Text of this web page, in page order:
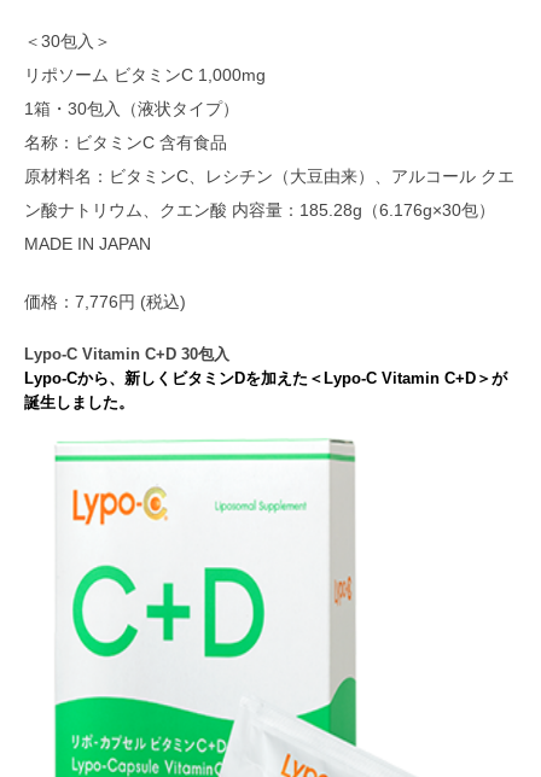
＜30包入＞
リポソーム ビタミンC 1,000mg
1箱・30包入（液状タイプ）
名称：ビタミンC 含有食品
原材料名：ビタミンC、レシチン（大豆由来）、アルコール クエ
ン酸ナトリウム、クエン酸 内容量：185.28g（6.176g×30包）
MADE IN JAPAN
価格：7,776円 (税込)
Lypo-C Vitamin C+D 30包入
Lypo-Cから、新しくビタミンDを加えた＜Lypo-C Vitamin C+D＞が
誕生しました。